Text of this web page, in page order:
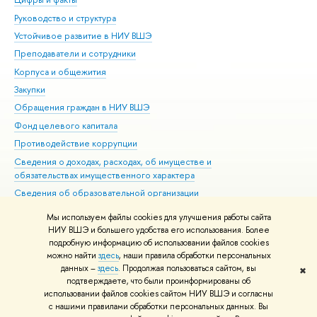
Мы используем файлы cookies для улучшения работы сайта
НИУ ВШЭ и большего удобства его использования. Более
подробную информацию об использовании файлов cookies
можно найти здесь, наши правила обработки персональных
данных –здесь. Продолжая пользоваться сайтом, вы
подтверждаете, что были проинформированы об
использовании файлов cookies сайтом НИУ ВШЭ и согласны
с нашими правилами обработки персональных данных. Вы
✖
Руководство и структура
Устойчивое развитие в НИУ ВШЭ
Преподаватели и сотрудники
Корпуса и общежития
Закупки
Обращения граждан в НИУ ВШЭ
Фонд целевого капитала
Противодействие коррупции
Сведения о доходах, расходах, об имуществе и
обязательствах имущественного характера
Сведения об образовательной организации
Людям с ограниченными возможностями здоровья
Единая платежная страница
Работа в Вышке
© НИУ ВШЭ 1993–2026 Адреса и контакты Условия использования
материалов Политика конфиденциальности Карта сайта